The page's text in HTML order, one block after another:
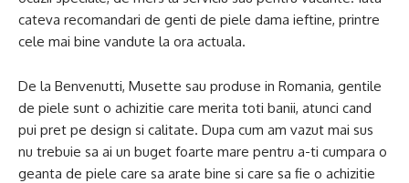
cateva recomandari de genti de piele dama ieftine, printre
cele mai bine vandute la ora actuala.
De la Benvenutti, Musette sau produse in Romania, gentile
de piele sunt o achizitie care merita toti banii, atunci cand
pui pret pe design si calitate. Dupa cum am vazut mai sus
nu trebuie sa ai un buget foarte mare pentru a-ti cumpara o
geanta de piele care sa arate bine si care sa fie o achizitie